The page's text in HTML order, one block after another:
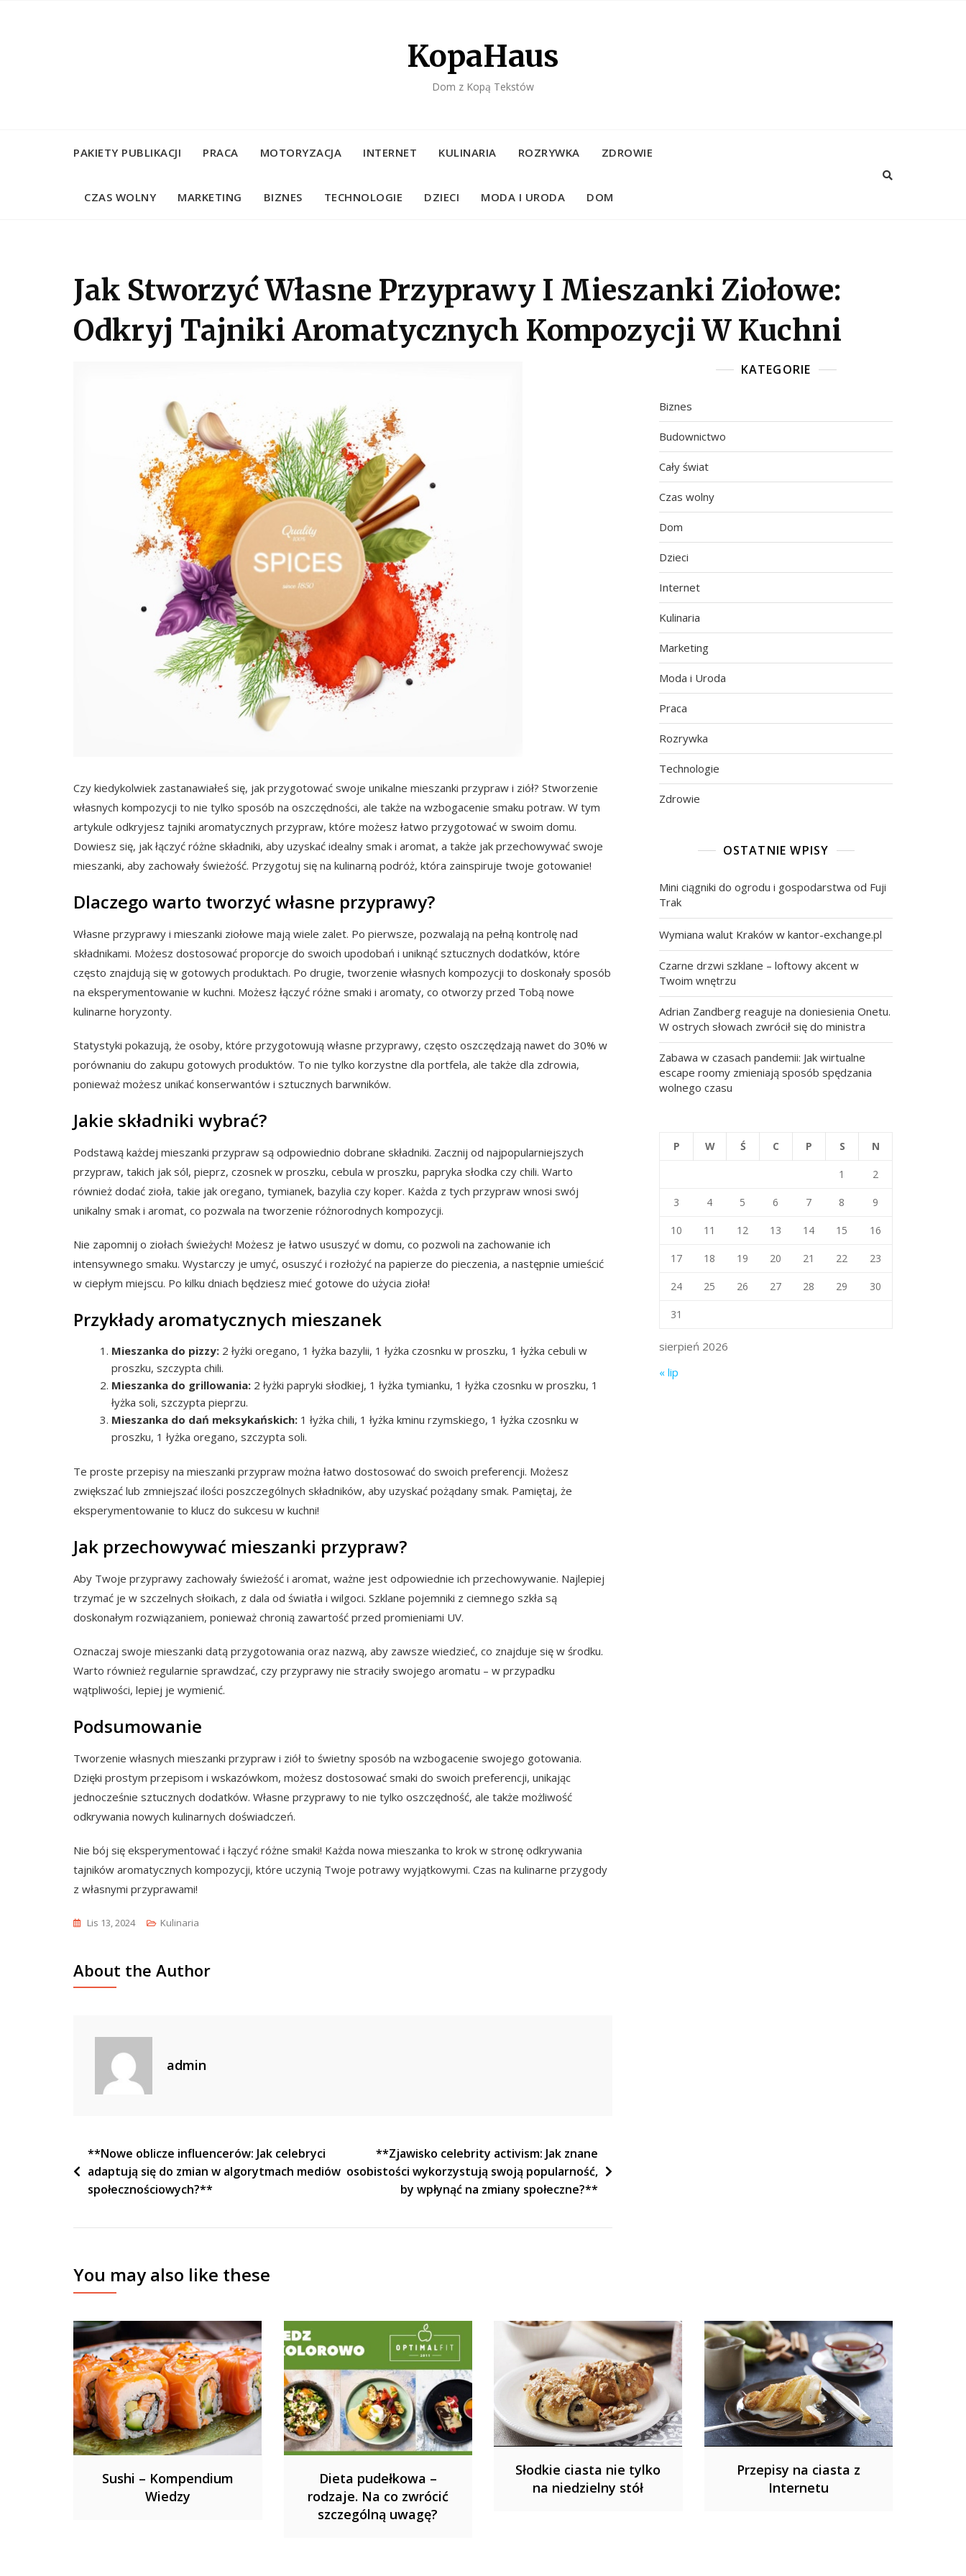
KopaHaus
Dom z Kopą Tekstów
PAKIETY PUBLIKACJI PRACA MOTORYZACJA INTERNET KULINARIA ROZRYWKA ZDROWIE
CZAS WOLNY MARKETING BIZNES TECHNOLOGIE DZIECI MODA I URODA DOM
Jak Stworzyć Własne Przyprawy I Mieszanki Ziołowe:
Odkryj Tajniki Aromatycznych Kompozycji W Kuchni
Czy kiedykolwiek zastanawiałeś się, jak przygotować swoje unikalne mieszanki przypraw i ziół? Stworzenie
własnych kompozycji to nie tylko sposób na oszczędności, ale także na wzbogacenie smaku potraw. W tym
artykule odkryjesz tajniki aromatycznych przypraw, które możesz łatwo przygotować w swoim domu.
Dowiesz się, jak łączyć różne składniki, aby uzyskać idealny smak i aromat, a także jak przechowywać swoje
mieszanki, aby zachowały świeżość. Przygotuj się na kulinarną podróż, która zainspiruje twoje gotowanie!
Dlaczego warto tworzyć własne przyprawy?
Własne przyprawy i mieszanki ziołowe mają wiele zalet. Po pierwsze, pozwalają na pełną kontrolę nad
składnikami. Możesz dostosować proporcje do swoich upodobań i uniknąć sztucznych dodatków, które
często znajdują się w gotowych produktach. Po drugie, tworzenie własnych kompozycji to doskonały sposób
na eksperymentowanie w kuchni. Możesz łączyć różne smaki i aromaty, co otworzy przed Tobą nowe
kulinarne horyzonty.
Statystyki pokazują, że osoby, które przygotowują własne przyprawy, często oszczędzają nawet do 30% w
porównaniu do zakupu gotowych produktów. To nie tylko korzystne dla portfela, ale także dla zdrowia,
ponieważ możesz unikać konserwantów i sztucznych barwników.
Jakie składniki wybrać?
Podstawą każdej mieszanki przypraw są odpowiednio dobrane składniki. Zacznij od najpopularniejszych
przypraw, takich jak sól, pieprz, czosnek w proszku, cebula w proszku, papryka słodka czy chili. Warto
również dodać zioła, takie jak oregano, tymianek, bazylia czy koper. Każda z tych przypraw wnosi swój
unikalny smak i aromat, co pozwala na tworzenie różnorodnych kompozycji.
Nie zapomnij o ziołach świeżych! Możesz je łatwo ususzyć w domu, co pozwoli na zachowanie ich
intensywnego smaku. Wystarczy je umyć, osuszyć i rozłożyć na papierze do pieczenia, a następnie umieścić
w ciepłym miejscu. Po kilku dniach będziesz mieć gotowe do użycia zioła!
Przykłady aromatycznych mieszanek
Mieszanka do pizzy: 2 łyżki oregano, 1 łyżka bazylii, 1 łyżka czosnku w proszku, 1 łyżka cebuli w
proszku, szczypta chili.
Mieszanka do grillowania: 2 łyżki papryki słodkiej, 1 łyżka tymianku, 1 łyżka czosnku w proszku, 1
łyżka soli, szczypta pieprzu.
Mieszanka do dań meksykańskich: 1 łyżka chili, 1 łyżka kminu rzymskiego, 1 łyżka czosnku w
proszku, 1 łyżka oregano, szczypta soli.
Te proste przepisy na mieszanki przypraw można łatwo dostosować do swoich preferencji. Możesz
zwiększać lub zmniejszać ilości poszczególnych składników, aby uzyskać pożądany smak. Pamiętaj, że
eksperymentowanie to klucz do sukcesu w kuchni!
Jak przechowywać mieszanki przypraw?
Aby Twoje przyprawy zachowały świeżość i aromat, ważne jest odpowiednie ich przechowywanie. Najlepiej
trzymać je w szczelnych słoikach, z dala od światła i wilgoci. Szklane pojemniki z ciemnego szkła są
doskonałym rozwiązaniem, ponieważ chronią zawartość przed promieniami UV.
Oznaczaj swoje mieszanki datą przygotowania oraz nazwą, aby zawsze wiedzieć, co znajduje się w środku.
Warto również regularnie sprawdzać, czy przyprawy nie straciły swojego aromatu – w przypadku
wątpliwości, lepiej je wymienić.
Podsumowanie
Tworzenie własnych mieszanki przypraw i ziół to świetny sposób na wzbogacenie swojego gotowania.
Dzięki prostym przepisom i wskazówkom, możesz dostosować smaki do swoich preferencji, unikając
jednocześnie sztucznych dodatków. Własne przyprawy to nie tylko oszczędność, ale także możliwość
odkrywania nowych kulinarnych doświadczeń.
Nie bój się eksperymentować i łączyć różne smaki! Każda nowa mieszanka to krok w stronę odkrywania
tajników aromatycznych kompozycji, które uczynią Twoje potrawy wyjątkowymi. Czas na kulinarne przygody
z własnymi przyprawami!
Lis 13, 2024 Kulinaria
About the Author
admin
Nawigacja
wpisu
**Nowe oblicze influencerów: Jak celebryci
adaptują się do zmian w algorytmach mediów
społecznościowych?**
**Zjawisko celebrity activism: Jak znane
osobistości wykorzystują swoją popularność,
by wpłynąć na zmiany społeczne?**
KATEGORIE
Biznes
Budownictwo
Cały świat
Czas wolny
Dom
Dzieci
Internet
Kulinaria
Marketing
Moda i Uroda
Praca
Rozrywka
Technologie
Zdrowie
OSTATNIE WPISY
Mini ciągniki do ogrodu i gospodarstwa od Fuji
Trak
Wymiana walut Kraków w kantor-exchange.pl
Czarne drzwi szklane – loftowy akcent w
Twoim wnętrzu
Adrian Zandberg reaguje na doniesienia Onetu.
W ostrych słowach zwrócił się do ministra
Zabawa w czasach pandemii: Jak wirtualne
escape roomy zmieniają sposób spędzania
wolnego czasu
sierpień 2026
P W Ś C P S N
1 2
3 4 5 6 7 8 9
10 11 12 13 14 15 16
17 18 19 20 21 22 23
24 25 26 27 28 29 30
31
« lip
You may also like these
Sushi – Kompendium
Wiedzy
Dieta pudełkowa –
rodzaje. Na co zwrócić
szczególną uwagę?
Słodkie ciasta nie tylko
na niedzielny stół
Przepisy na ciasta z
Internetu